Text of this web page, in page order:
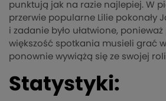
punktują jak na razie najlepiej. W
przerwie popularne Lilie pokonały
i zadanie było ułatwione,
większość spotkania musieli grać w
ponownie wywiążą się ze swojej
Statystyki: